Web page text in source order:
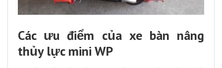
Các ưu điểm của xe bàn nâng
thủy lực mini WP